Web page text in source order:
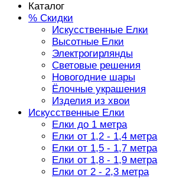
Каталог
% Скидки
Искусственные Елки
Высотные Елки
Электрогирлянды
Световые решения
Новогодние шары
Ёлочные украшения
Изделия из хвои
Искусственные Елки
Елки до 1 метра
Елки от 1,2 - 1,4 метра
Елки от 1,5 - 1,7 метра
Елки от 1,8 - 1,9 метра
Елки от 2 - 2,3 метра